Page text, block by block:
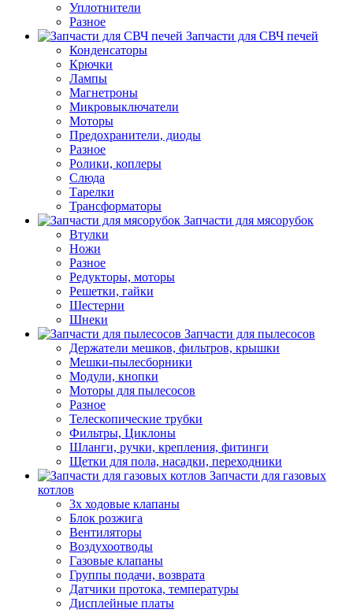
Уплотнители
Разное
Запчасти для СВЧ печей
Конденсаторы
Крючки
Лампы
Магнетроны
Микровыключатели
Моторы
Предохранители, диоды
Разное
Ролики, коплеры
Слюда
Тарелки
Трансформаторы
Запчасти для мясорубок
Втулки
Ножи
Разное
Редукторы, моторы
Решетки, гайки
Шестерни
Шнеки
Запчасти для пылесосов
Держатели мешков, фильтров, крышки
Мешки-пылесборники
Модули, кнопки
Моторы для пылесосов
Разное
Телескопические трубки
Фильтры, Циклоны
Шланги, ручки, крепления, фитинги
Щетки для пола, насадки, переходники
Запчасти для газовых
котлов
3х ходовые клапаны
Блок розжига
Вентиляторы
Воздухоотводы
Газовые клапаны
Группы подачи, возврата
Датчики протока, температуры
Дисплейные платы